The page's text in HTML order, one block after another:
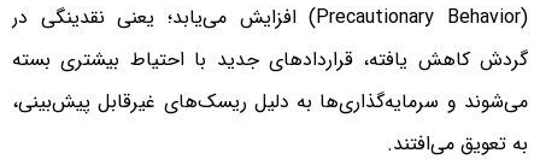
(Precautionary Behavior) افزایش می‌یابد؛ یعنی نقدینگی در
گردش کاهش یافته، قراردادهای جدید با احتیاط بیشتری بسته
می‌شوند و سرمایه‌گذاری‌ها به دلیل ریسک‌های غیرقابل پیش‌بینی،
به تعویق می‌افتند.